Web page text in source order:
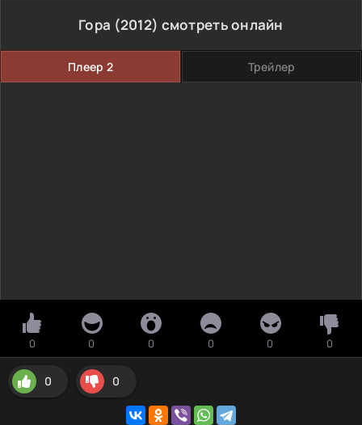
Гора (2012) смотреть онлайн
Плеер 2 Трейлер
0 0 0 0 0 0
0 0